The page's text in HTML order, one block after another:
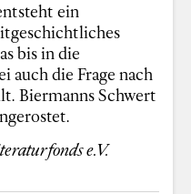
ein
bis in die
auch die Frage nach
Biermanns Schwert
e.V.